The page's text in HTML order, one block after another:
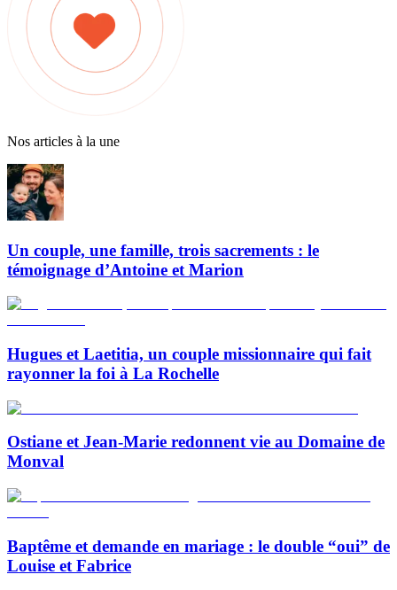
Nos articles à la une
Un couple, une famille, trois sacrements : le
témoignage d’Antoine et Marion
Hugues et Laetitia, un couple missionnaire qui fait
rayonner la foi à La Rochelle
Ostiane et Jean-Marie redonnent vie au Domaine de
Monval
Baptême et demande en mariage : le double “oui” de
Louise et Fabrice